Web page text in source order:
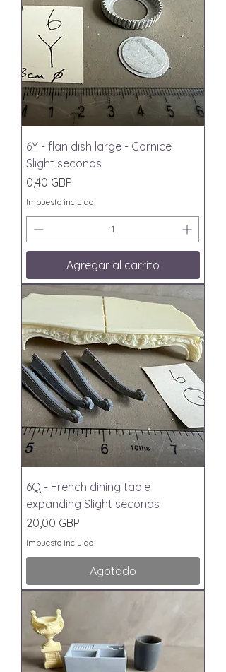
6Y - flan dish large - Cornice
Slight seconds
Precio
0,40 GBP
Impuesto incluido
Agregar al carrito
6Q - French dining table
expanding Slight seconds
Precio
20,00 GBP
Impuesto incluido
Agotado